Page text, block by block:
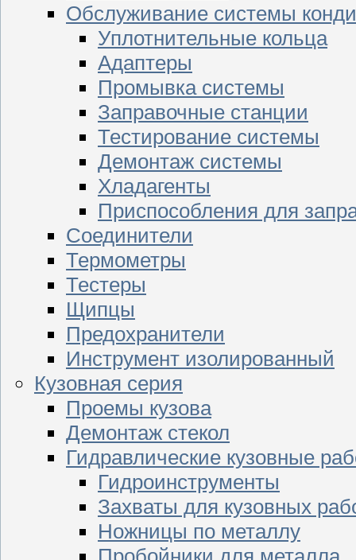
Обслуживание системы
Уплотнительные кольца
Адаптеры
Промывка системы
Заправочные станции
Тестирование системы
Демонтаж системы
Хладагенты
Приспособления для
Соединители
Термометры
Тестеры
Щипцы
Предохранители
Инструмент изолированный
Кузовная серия
Проемы кузова
Демонтаж стекол
Гидравлические кузовные
Гидроинструменты
Захваты для кузовных
Ножницы по металлу